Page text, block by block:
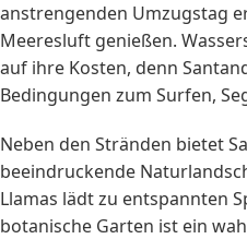
anstrengenden Umzugstag
Meeresluft genießen.
auf ihre Kosten, denn
Bedingungen zum Surfen,
Neben den Stränden bietet
beeindruckende
Llamas lädt zu entspannten
botanische Garten ist ein